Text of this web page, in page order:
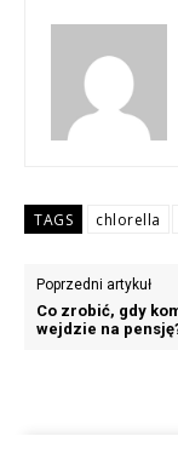
TAGS chlorella
Poprzedni artykuł
Co zrobić, gdy
wejdzie na